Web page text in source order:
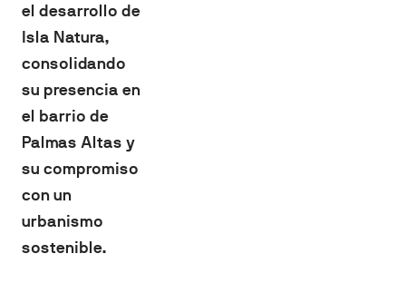
el desarrollo de
Isla Natura,
consolidando
su presencia en
el barrio de
Palmas Altas y
su compromiso
con un
urbanismo
sostenible.